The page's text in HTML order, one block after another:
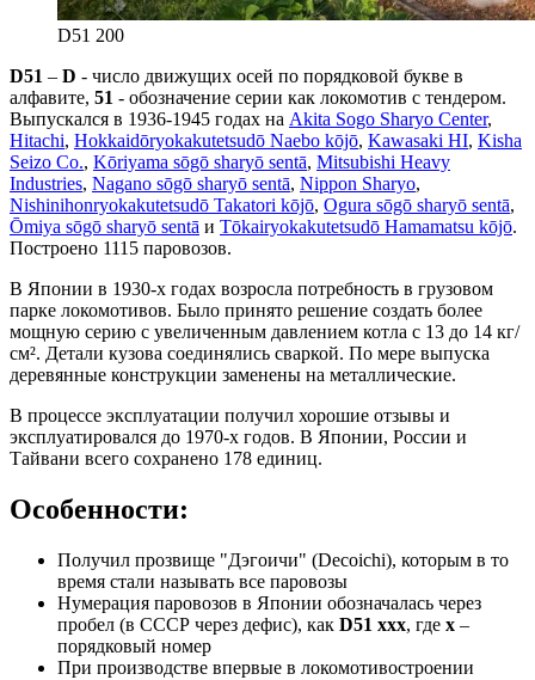
D51 200
D51 – D - число движущих осей по порядковой букве в
алфавите, 51 - обозначение серии как локомотив с тендером.
Выпускался в 1936-1945 годах на Akita Sogo Sharyo Center,
Hitachi, Hokkaidōryokakutetsudō Naebo kōjō, Kawasaki HI, Kisha
Seizo Co., Kōriyama sōgō sharyō sentā, Mitsubishi Heavy
Industries, Nagano sōgō sharyō sentā, Nippon Sharyo,
Nishinihonryokakutetsudō Takatori kōjō, Ogura sōgō sharyō sentā,
Ōmiya sōgō sharyō sentā и Tōkairyokakutetsudō Hamamatsu kōjō.
Построено 1115 паровозов.
В Японии в 1930-х годах возросла потребность в грузовом
парке локомотивов. Было принято решение создать более
мощную серию с увеличенным давлением котла с 13 до 14 кг/
см². Детали кузова соединялись сваркой. По мере выпуска
деревянные конструкции заменены на металлические.
В процессе эксплуатации получил хорошие отзывы и
эксплуатировался до 1970-х годов. В Японии, России и
Тайвани всего сохранено 178 единиц.
Особенности:
Получил прозвище "Дэгоичи" (Decoichi), которым в то
время стали называть все паровозы
Нумерация паровозов в Японии обозначалась через
пробел (в СССР через дефис), как D51 ххх, где х –
порядковый номер
При производстве впервые в локомотивостроении